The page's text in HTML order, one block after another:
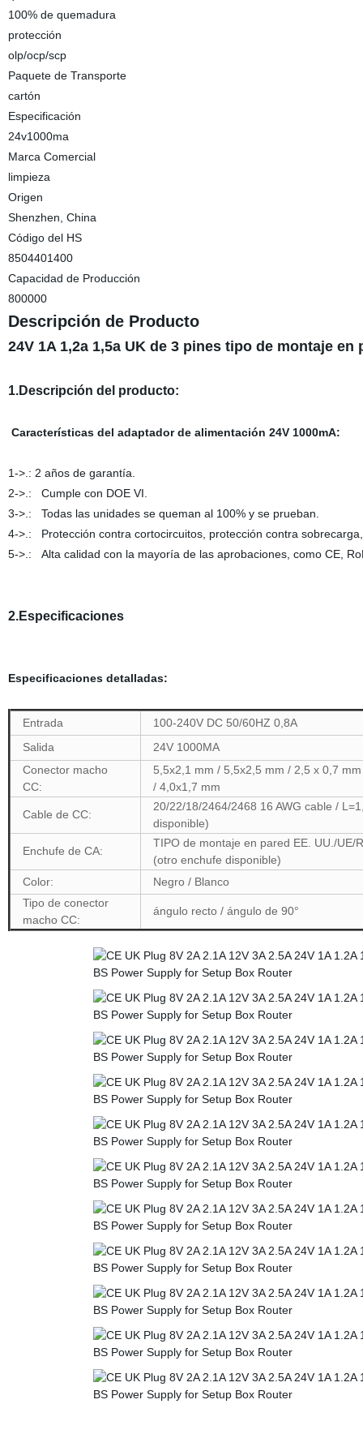
100% de quemadura
protección
olp/ocp/scp
Paquete de Transporte
cartón
Especificación
24v1000ma
Marca Comercial
limpieza
Origen
Shenzhen, China
Código del HS
8504401400
Capacidad de Producción
800000
Descripción de Producto
24V 1A 1,2a 1,5a UK de 3 pines tipo de montaje
1.Descripción del producto:
Características del adaptador de alimentación 24V 1000mA:
1->.: 2 años de garantía.
2->.: Cumple con DOE VI.
3->.: Todas las unidades se queman al
4->.: Protección contra cortocircuitos, protección contra
5->.: Alta calidad con la mayoría de las aprobaciones, como CE,
2.Especificaciones
Especificaciones detalladas:
Entrada
100-240V DC 50/60HZ 0,8A
Salida
24V 1000MA
Conector macho
CC:
5,5x2,1 mm / 5,5x2,5 mm / 2,5 x 0,7
/ 4,0x1,7 mm
Cable de CC:
20/22/18/2464/2468 16 AWG cable /
disponible)
Enchufe de CA:
TIPO de montaje en pared EE. UU./UE/
(otro enchufe disponible)
Color:
Negro / Blanco
Tipo de conector
macho CC:
ángulo recto / ángulo de 90°